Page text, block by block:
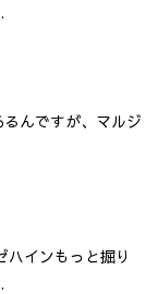
んですが、マルジ
ハインもっと掘り